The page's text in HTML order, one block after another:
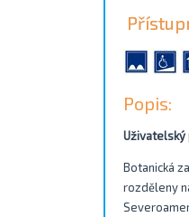
Popis:
Botanická
rozděleny